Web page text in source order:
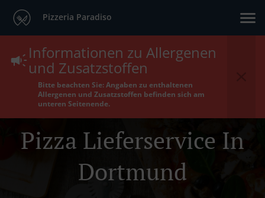
Pizzeria Paradiso
Informationen zu Allergenen
und Zusatzstoffen
Bitte beachten Sie: Angaben zu enthaltenen
Allergenen und Zusatzstoffen befinden sich am
unteren Seitenende.
Pizza Lieferservice In
Dortmund